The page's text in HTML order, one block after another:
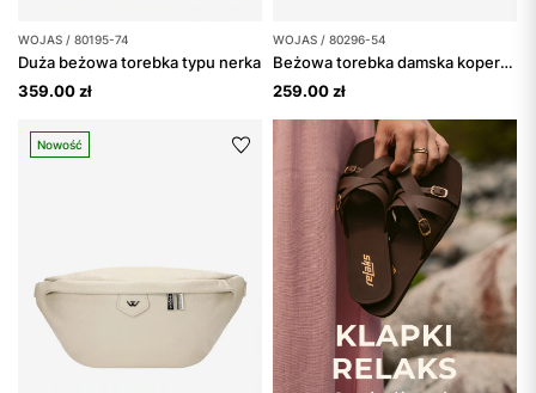
WOJAS / 80195-74
Duża beżowa torebka typu nerka
359.00 zł
WOJAS / 80296-54
Beżowa torebka damska kopertówka
259.00 zł
Nowość